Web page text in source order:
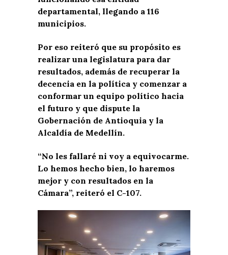
departamental, llegando a 116
municipios.
Por eso reiteró que su propósito es
realizar una legislatura para dar
resultados, además de recuperar la
decencia en la política y comenzar a
conformar un equipo político hacia
el futuro y que dispute la
Gobernación de Antioquia y la
Alcaldía de Medellín.
“No les fallaré ni voy a equivocarme.
Lo hemos hecho bien, lo haremos
mejor y con resultados en la
Cámara”, reiteró el C-107.